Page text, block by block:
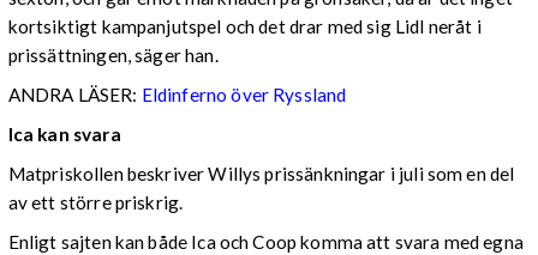
kortsiktigt kampanjutspel och det drar med sig Lidl neråt i
prissättningen, säger han.
ANDRA LÄSER: Eldinferno över Ryssland
Ica kan svara
Matpriskollen beskriver Willys prissänkningar i juli som en del
av ett större priskrig.
Enligt sajten kan både Ica och Coop komma att svara med egna